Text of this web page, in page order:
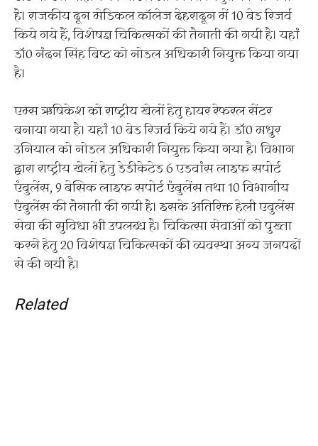
है। राजकीय दून मेडिकल कॉलेज देहरादून में 10 बेड रिजर्व
किये गये हैं, विशेषज्ञ चिकित्सकों की तैनाती की गयी है। यहां
डॉ0 नंदन सिंह बिष्ट को नोडल अधिकारी नियुक्त किया गया
है।
एम्स ऋषिकेश को राष्ट्रीय खेलों हेतु हायर रेफरल सेंटर
बनाया गया है। यहां 10 बेड रिजर्व किये गये हैं। डॉ0 मधुर
उनियाल को नोडल अधिकारी नियुक्त किया गया है। विभाग
द्वारा राष्ट्रीय खेलों हेतु डेडीकेटेड 6 एडवांस लाइफ सपोर्ट
एंबुलेंस, 9 बेसिक लाइफ सपोर्ट एंबुलेंस तथा 10 विभागीय
एंबुलेंस की तैनाती की गयी है। इसके अतिरिक्त हेली एबुलेंस
सेवा की सुविधा भी उपलब्ध है। चिकित्सा सेवाओं को पुख्ता
करने हेतु 20 विशेषज्ञ चिकित्सकों की व्यवस्था अन्य जनपदों
से की गयी है।
Related